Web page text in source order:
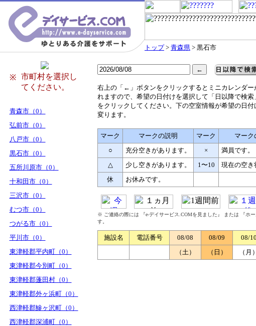
トップ> 青森県 > 黒石市
※
市町村を選択し
てください。
青森市（0）
弘前市（0）
八戸市（0）
黒石市（0）
五所川原市（0）
十和田市（0）
三沢市（0）
むつ市（0）
つがる市（0）
平川市（0）
東津軽郡平内町（0）
東津軽郡今別町（0）
東津軽郡蓬田村（0）
東津軽郡外ヶ浜町（0）
西津軽郡鰺ヶ沢町（0）
西津軽郡深浦町（0）
右上の「←」ボタンをクリックするとミニカレンダー
れますので、希望の日付けを選択して「日以降で検索
をクリックしてください。下の空室情報が希望の日付
変ります。
マーク マークの説明 マーク
マーク
○
充分空きがあります。 ×
満員です。
△
少し空きがあります。 1〜10
現在の空き
休
お休みです。
※ ご連絡の際には 『e-デイサービス.COMを見ました』 または 『ホ
す。
施設名 電話番号 08/08 08/09 08/10
（土）
（日） （月）